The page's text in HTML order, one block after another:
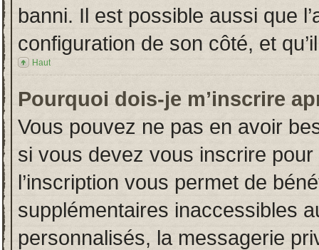
banni. Il est possible aussi que
configuration de son côté, et
Haut
Pourquoi dois-je m’inscrire
Vous pouvez ne pas en avoir
si vous devez vous inscrire
l’inscription vous permet de
supplémentaires inaccessibles
personnalisés, la messagerie